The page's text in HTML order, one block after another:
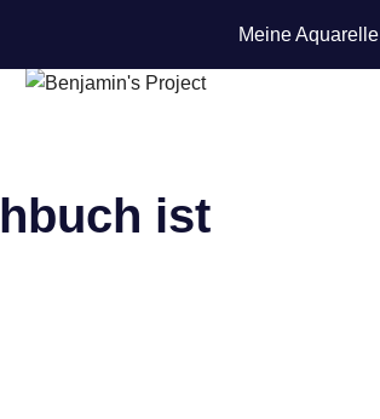
Meine Aquarelle
ist